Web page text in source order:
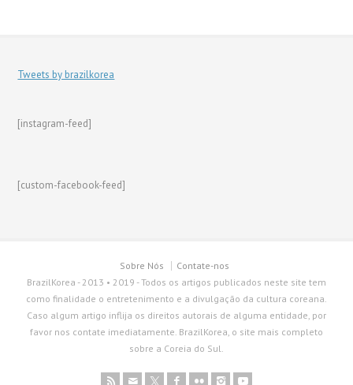
Tweets by brazilkorea
[instagram-feed]
[custom-facebook-feed]
Sobre Nós
Contate-nos
BrazilKorea - 2013 • 2019 - Todos os artigos publicados neste site tem
como finalidade o entretenimento e a divulgação da cultura coreana.
Caso algum artigo inflija os direitos autorais de alguma entidade, por
favor nos contate imediatamente. BrazilKorea, o site mais completo
sobre a Coreia do Sul.